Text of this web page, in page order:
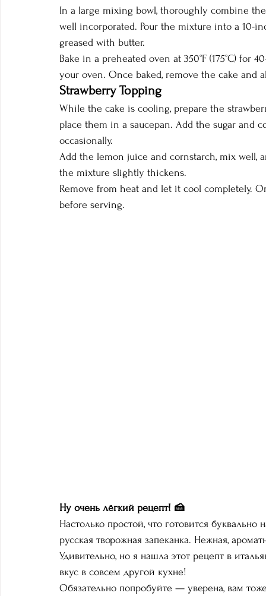
In a large mixing bowl, thoroughly combine
well incorporated. Pour the mixture into a 10-
greased with butter.
Bake in a preheated oven at 350°F (175°C)
your oven. Once baked, remove the cake and
Strawberry Topping
While the cake is cooling, prepare the
place them in a saucepan. Add the sugar and
occasionally.
Add the lemon juice and cornstarch, mix
the mixture slightly thickens.
Remove from heat and let it cool completely.
before serving.
Ну очень лёгкий рецепт! 🍰
Настолько простой, что готовится
русская творожная запеканка. Нежная,
Удивительно, но я нашла этот рецепт в
вкус в совсем другой кухне!
Обязательно попробуйте — уверена, вам